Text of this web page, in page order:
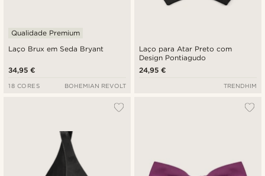
Laço Brux em Seda Bryant
Qualidade Premium
34,95 €
18 CORES BOHEMIAN REVOLT
Laço para Atar Preto com
Design Pontiagudo
24,95 €
TRENDHIM